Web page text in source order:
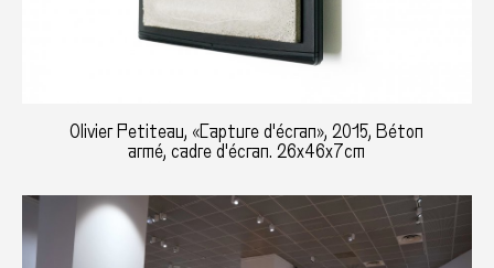
Olivier Petiteau, «Capture d'écran», 2015, Béton
armé, cadre d'écran. 26x46x7cm